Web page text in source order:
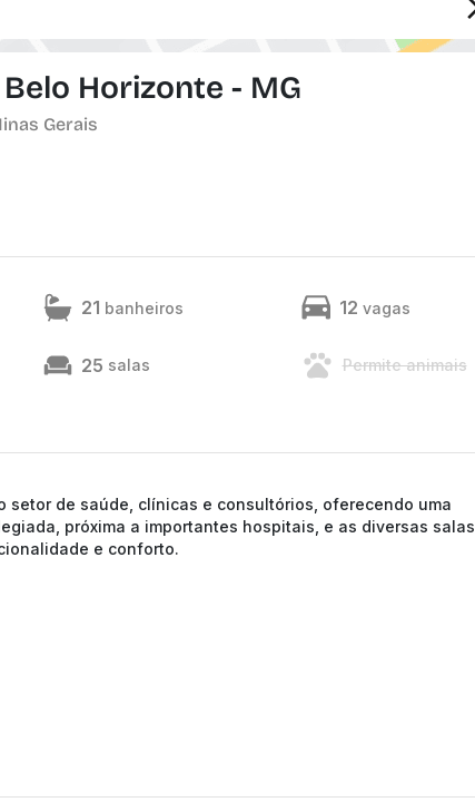
Horizonte - MG
Gerais
21 banheiros 12 vagas
25 salas Permite animais
setor de saúde, clínicas e consultórios, oferecendo uma
próxima a importantes hospitais, e as diversas salas
e conforto.